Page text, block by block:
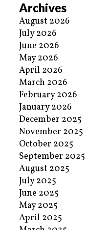
Archives
August 2026
July 2026
June 2026
May 2026
April 2026
March 2026
February 2026
January 2026
December 2025
November 2025
October 2025
September 2025
August 2025
July 2025
June 2025
May 2025
April 2025